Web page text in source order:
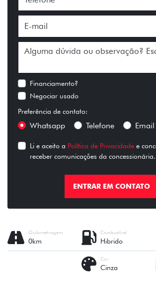
Financiamento?
Negociar usado
Preferência de contato:
Whatsapp Telefone Email
Li e aceito a Política de Privacidade e
receber comunicações da concessionária.
ENTRAR EM CONTATO
Combustível
Hibrido
Quilometragem
0km
Cor
Cinza